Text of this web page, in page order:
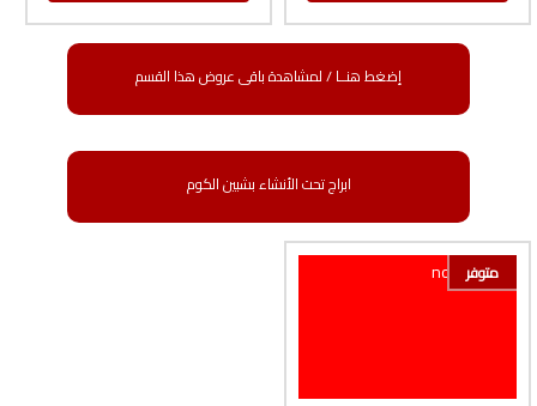
إضغط هنــا / لمشاهدة باقى عروض هذا القسم
ابراج تحت الأنشاء بشبين الكوم
متوفر